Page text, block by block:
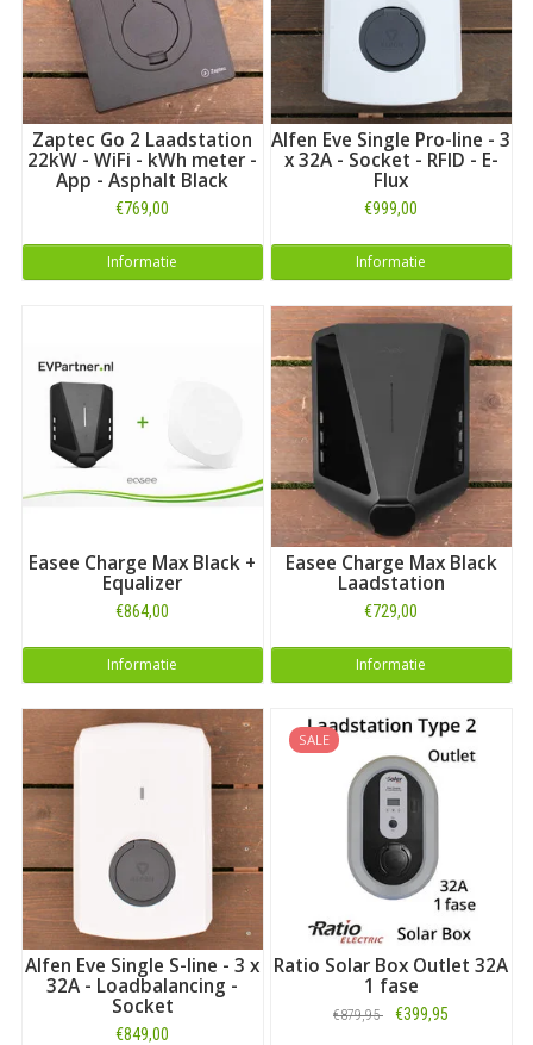
Zaptec Go 2 Laadstation
22kW - WiFi - kWh meter -
App - Asphalt Black
€769,00
Informatie
Alfen Eve Single Pro-line - 3
x 32A - Socket - RFID - E-
Flux
€999,00
Informatie
Easee Charge Max Black +
Equalizer
€864,00
Informatie
Easee Charge Max Black
Laadstation
€729,00
Informatie
Alfen Eve Single S-line - 3 x
32A - Loadbalancing -
Socket
€849,00
SALE
Ratio Solar Box Outlet 32A
1 fase
€879,95 €399,95